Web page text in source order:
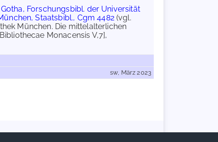
Gotha, Forschungsbibl. der Universität
Staatsbibl., Cgm 4482(vgl.
München. Die mittelalterlichen
Monacensis V,7],
sw, März 2023